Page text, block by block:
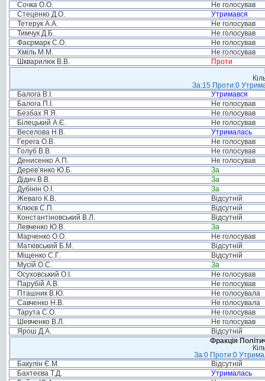
Сочка О.О.
Не голосував
Стеценко Д.О.
Утримався
Тетерук А.А.
Не голосував
Тимчук Д.Б.
Не голосував
Фаєрмарк С.О.
Не голосував
Хміль М.М.
Не голосував
Шкварилюк В.В.
Проти
За:15 Проти:0
Балога В.І.
Утримався
Балога П.І.
Не голосував
Безбах Я.Я.
Не голосував
Білецький А.Є.
Не голосував
Веселова Н.В.
Утрималась
Герега О.В.
Не голосував
Голуб В.В.
Не голосував
Денисенко А.П.
Не голосував
Дерев’янко Ю.Б.
За
Дідич В.В.
За
Дубінін О.І.
За
Жеваго К.В.
Відсутній
Клюєв С.П.
Відсутній
Константіновський В.Л.
Відсутній
Левченко Ю.В.
За
Марченко О.О.
Не голосував
Матківський Б.М.
Відсутній
Міщенко С.Г.
Відсутній
Мусій О.С.
За
Осуховський О.І.
Не голосував
Парубій А.В.
Не голосував
Пташник В.Ю.
Не голосувала
Савченко Н.В.
Не голосувала
Тарута С.О.
Не голосував
Шевченко В.Л.
Не голосував
Ярош Д.А.
Відсутній
Фракція
За:0 Проти:0
Бакулін Є.М.
Відсутній
Бахтеєва Т.Д.
Утрималась